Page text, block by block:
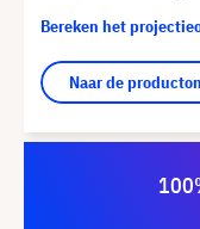
Bereken het
Naar de